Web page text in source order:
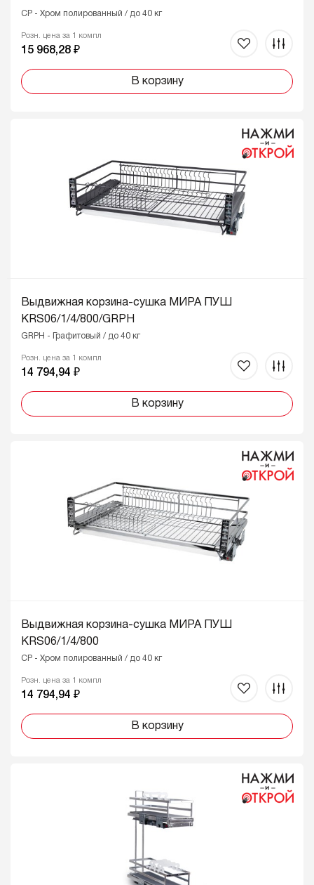
CP - Хром полированный / до 40 кг
Розн. цена за 1 компл
15 968,28 ₽
В корзину
Выдвижная корзина-сушка МИРА ПУШ
KRS06/1/4/800/GRPH
GRPH - Графитовый / до 40 кг
Розн. цена за 1 компл
14 794,94 ₽
В корзину
Выдвижная корзина-сушка МИРА ПУШ
KRS06/1/4/800
CP - Хром полированный / до 40 кг
Розн. цена за 1 компл
14 794,94 ₽
В корзину